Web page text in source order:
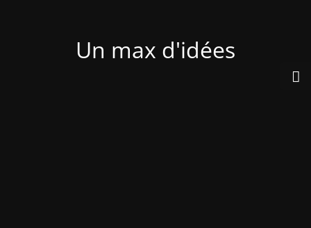
Un max d'idées